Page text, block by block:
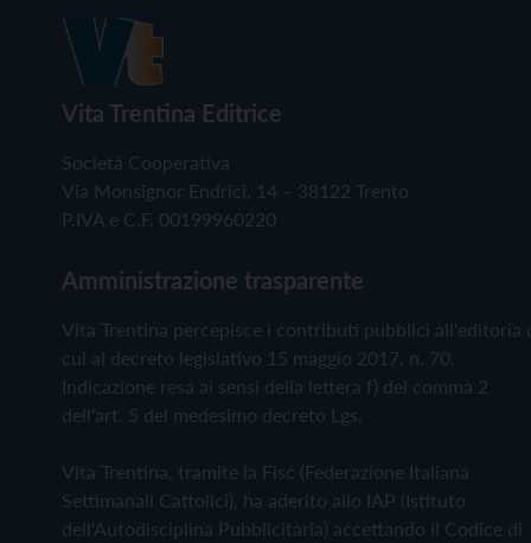
Vita Trentina Editrice
Società Cooperativa
Via Monsignor Endrici, 14 – 38122 Trento
P.IVA e C.F. 00199960220
Amministrazione trasparente
Vita Trentina percepisce i contributi pubblici all'editoria
cui al decreto legislativo 15 maggio 2017, n. 70.
Indicazione resa ai sensi della lettera f) del comma 2
dell'art. 5 del medesimo decreto Lgs.
Vita Trentina, tramite la Fisc (Federazione Italiana
Settimanali Cattolici), ha aderito allo IAP (Istituto
dell'Autodisciplina Pubblicitaria) accettando il Codice di